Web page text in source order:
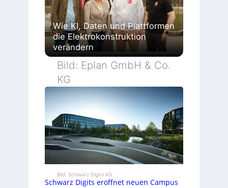
Wie KI, Daten und Plattformen
die Elektrokonstruktion
verändern
Bild: Eplan GmbH & Co.
KG
Bild: Schwarz Digits KG
Schwarz Digits eröffnet neuen Campus